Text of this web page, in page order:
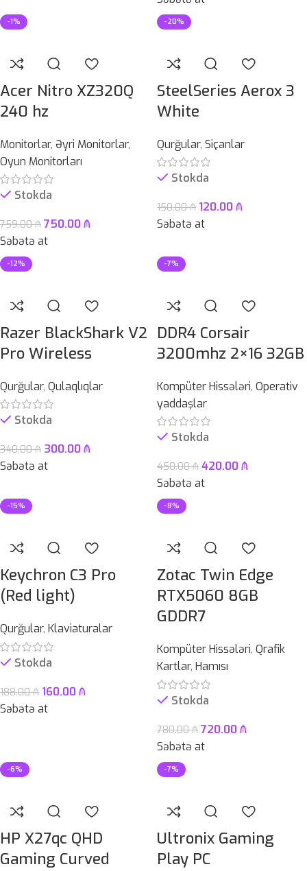
-1%
Acer Nitro XZ320Q
240 hz
Monitorlar, Əyri Monitorlar,
Oyun Monitorları
Stokda
759.00₼ 750.00 ₼
Səbətə at
-20%
SteelSeries Aerox 3
White
Qurğular, Siçanlar
Stokda
150.00₼ 120.00 ₼
Səbətə at
-12%
Razer BlackShark V2
Pro Wireless
Qurğular, Qulaqlıqlar
Stokda
340.00₼ 300.00 ₼
Səbətə at
-7%
DDR4 Corsair
3200mhz 2×16 32GB
Kompüter Hissələri, Operativ
yaddaşlar
Stokda
450.00₼ 420.00 ₼
Səbətə at
-15%
Keychron C3 Pro
(Red light)
Qurğular, Klaviaturalar
Stokda
188.00₼ 160.00 ₼
Səbətə at
-8%
Zotac Twin Edge
RTX5060 8GB
GDDR7
Kompüter Hissələri, Qrafik
Kartlar, Hamısı
Stokda
780.00₼ 720.00 ₼
Səbətə at
-6%
HP X27qc QHD
Gaming Curved
-7%
Ultronix Gaming
Play PC